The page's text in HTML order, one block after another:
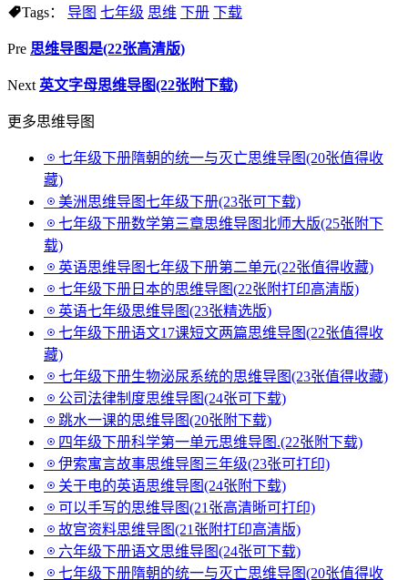
Tags： 导图 七年级 思维 下册 下载
Pre 思维导图是(22张高清版)
Next 英文字母思维导图(22张附下载)
更多思维导图
七年级下册隋朝的统一与灭亡思维导图(20张值得收
藏)
美洲思维导图七年级下册(23张可下载)
七年级下册数学第三章思维导图北师大版(25张附下
载)
英语思维导图七年级下册第二单元(22张值得收藏)
七年级下册日本的思维导图(22张附打印高清版)
英语七年级思维导图(23张精选版)
七年级下册语文17课短文两篇思维导图(22张值得收
藏)
七年级下册生物泌尿系统的思维导图(23张值得收藏)
公司法律制度思维导图(24张可下载)
跳水一课的思维导图(20张附下载)
四年级下册科学第一单元思维导图.(22张附下载)
伊索寓言故事思维导图三年级(23张可打印)
关于电的英语思维导图(24张附下载)
可以手写的思维导图(21张高清晰可打印)
故宫资料思维导图(21张附打印高清版)
六年级下册语文思维导图(24张可下载)
七年级下册隋朝的统一与灭亡思维导图(20张值得收